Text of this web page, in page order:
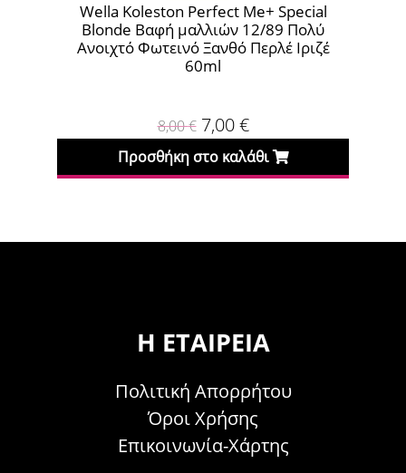
Wella Koleston Perfect Me+ Special
Blonde Βαφή μαλλιών 12/89 Πολύ
Ανοιχτό Φωτεινό Ξανθό Περλέ Ιριζέ
7,00€
Προσθήκη στο καλάθι
Η ΕΤΑΙΡΕΊΑ
Πολιτική Απορρήτου
Όροι Χρήσης
Επικοινωνία-Χάρτης